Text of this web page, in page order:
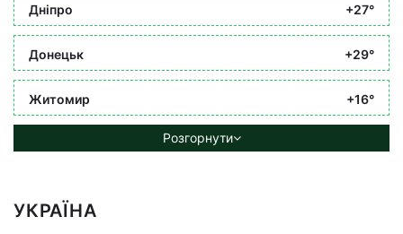
Дніпро +27°
Донецьк +29°
Житомир +16°
Розгорнути
УКРАЇНА